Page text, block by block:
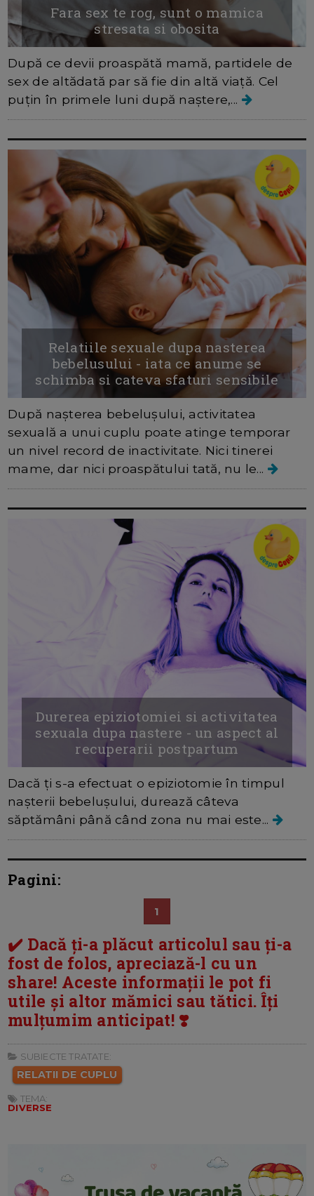
Fara sex te rog, sunt o mamica
stresata si obosita
După ce devii proaspătă mamă, partidele de
sex de altădată par să fie din altă viață. Cel
puțin în primele luni după naștere,...
Relatiile sexuale dupa nasterea
bebelusului - iata ce anume se
schimba si cateva sfaturi sensibile
După nașterea bebelușului, activitatea
sexuală a unui cuplu poate atinge temporar
un nivel record de inactivitate. Nici tinerei
mame, dar nici proaspătului tată, nu le...
Durerea epiziotomiei si activitatea
sexuala dupa nastere - un aspect al
recuperarii postpartum
Dacă ți s-a efectuat o epiziotomie în timpul
nașterii bebelușului, durează câteva
săptămâni până când zona nu mai este...
Pagini:
1
✔️ Dacă ți-a plăcut articolul sau ți-a
fost de folos, apreciază-l cu un
share! Aceste informații le pot fi
utile și altor mămici sau tătici. Îți
mulțumim anticipat! ❣️
SUBIECTE TRATATE:
RELATII DE CUPLU
TEMA:
DIVERSE